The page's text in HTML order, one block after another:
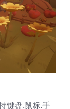
键盘.鼠标.手